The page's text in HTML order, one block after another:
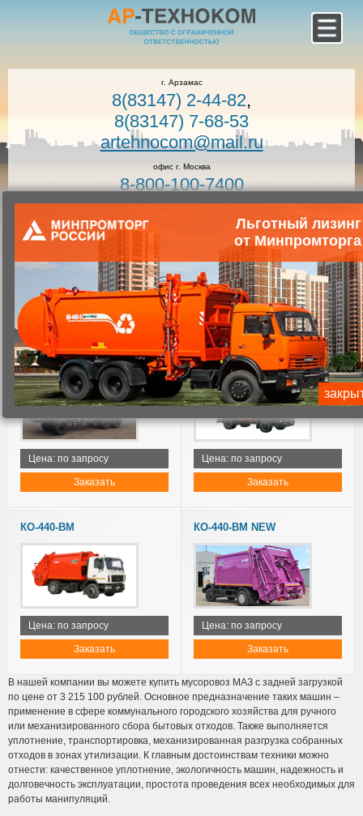
г. Арзамас
8(83147) 2-44-82,
8(83147) 7-68-53
artehnocom@mail.ru
офис г. Москва
8-800-100-7400
Звонок по России бесплатный!
Заказать звонок
Каталог коммунальной техники
Коммунальная техника
Мусоровозы с задней загрузкой
На базе МАЗ
Мусоровоз КО-440-5У
Цена: по запросу
Заказать
Мусоровоз КО-440-4М
Цена: по запросу
Заказать
КО-440-ВМ
Цена: по запросу
Заказать
КО-440-ВМ NEW
Цена: по запросу
Заказать
В нашей компании вы можете купить мусоровоз МАЗ с задней загрузкой
по цене от 3 215 100 рублей. Основное предназначение таких машин –
применение в сфере коммунального городского хозяйства для ручного
или механизированного сбора бытовых отходов. Также выполняется
уплотнение, транспортировка, механизированная разгрузка собранных
отходов в зонах утилизации. К главным достоинствам техники можно
отнести: качественное уплотнение, экологичность машин, надежность и
долговечность эксплуатации, простота проведения всех необходимых для
работы манипуляций.
Льготный лизинг
от Минпромторга